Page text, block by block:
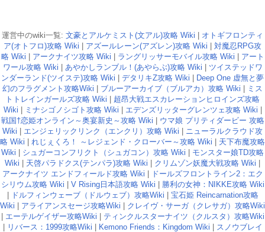
運営中のwiki一覧: 文豪とアルケミスト(文アル)攻略 Wiki | オトギフロンティ
ア(オトフロ)攻略 Wiki | アズールレーン(アズレン)攻略 Wiki | 対魔忍RPG攻
略 Wiki | アークナイツ攻略 Wiki | ラングリッサーモバイル攻略 Wiki | アート
ワール攻略 Wiki | あやかしランブル！(あやらぶ)攻略 Wiki | ツイステッドワ
ンダーランド(ツイステ)攻略 Wiki | デタリキZ攻略 Wiki | Deep One 虚無と夢
幻のフラグメント攻略Wiki | ブルーアーカイブ（ブルアカ）攻略 Wiki | ミス
トトレインガールズ攻略 Wiki | 超昂大戦エスカレーションヒロインズ攻略
Wiki | ミナシゴノシゴト攻略 Wiki | エデンズリッターグレンツェ攻略 Wiki |
戦国†恋姫オンライン～奥宴新史～攻略 Wiki | ウマ娘 プリティダービー 攻略
Wiki | エンジェリックリンク（エンクリ）攻略 Wiki | ニューラルクラウド攻
略 Wiki | れじぇくろ！ ～レジェンド・クローバー～攻略 Wiki | 天下布魔攻略
Wiki | シュガーコンフリクト（シュガコン）攻略 Wiki | モンスター娘TD攻略
Wiki | 天啓パラドクス(テンパラ)攻略 Wiki | クリムゾン妖魔大戦攻略 Wiki |
アークナイツ エンドフィールド攻略 Wiki | ドールズフロントライン2：エク
シリウム攻略 Wiki | V Rising日本語攻略 Wiki | 勝利の女神：NIKKE攻略 Wiki
| ドルフィンウェーブ（ドルウェブ）攻略Wiki | 宝石姫 Reincarnation攻略
Wiki | アライアンスセージ攻略Wiki | クレイヴ・サーガ（クレサガ）攻略Wiki
| エーテルゲイザー攻略Wiki | ティンクルスターナイツ（クルスタ）攻略Wiki
| リバース：1999攻略Wiki | Kemono Friends：Kingdom Wiki | スノウブレイ